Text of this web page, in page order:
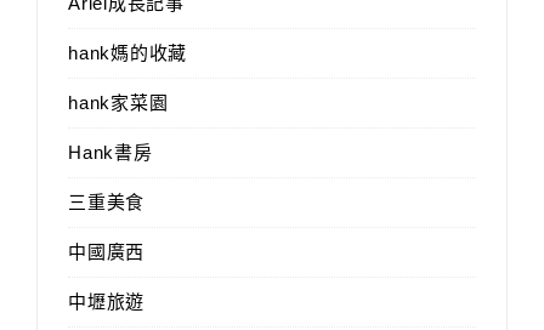
hank媽的收藏
hank家菜園
Hank書房
三重美食
中國廣西
中壢旅遊